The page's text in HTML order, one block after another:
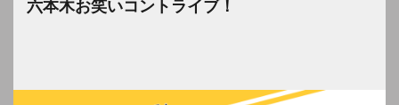
六本木お笑いコントライブ！